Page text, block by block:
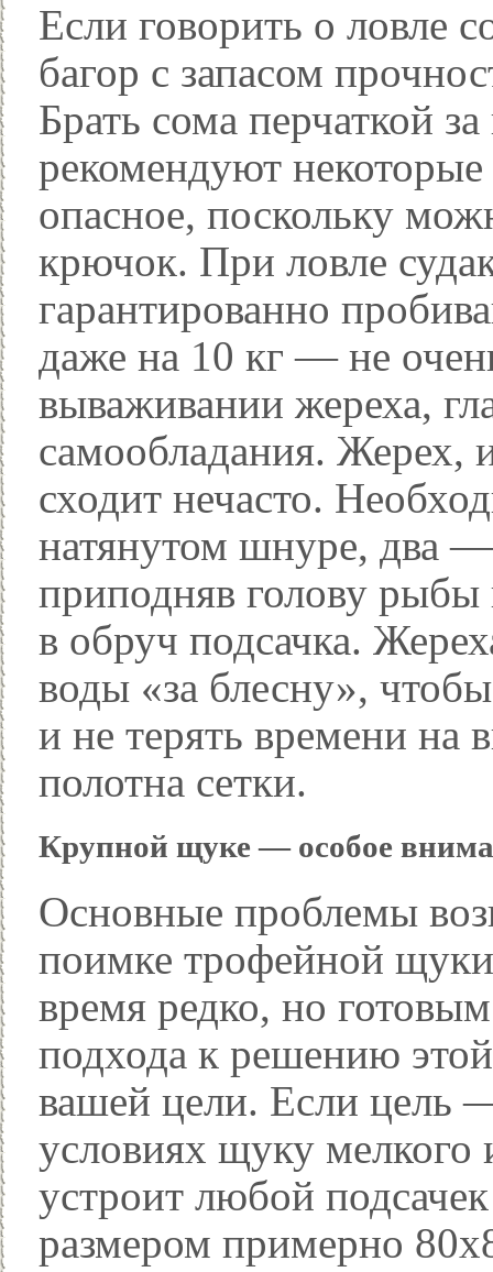
Если говорить о ловле
багор с запасом
Брать сома перчаткой
рекомендуют
опасное, поскольку
крючок. При ловле
гарантированно
даже на 10 кг — не
вываживании жереха,
самообладания.
сходит нечасто.
натянутом шнуре, два —
приподняв голову рыбы
в обруч подсачка.
воды «за блесну»,
и не терять времени на
полотна сетки.
Крупной щуке — особое
Основные проблемы
поимке трофейной
время редко, но
подхода к решению
вашей цели. Если цель
условиях щуку мелкого
устроит любой
размером примерно